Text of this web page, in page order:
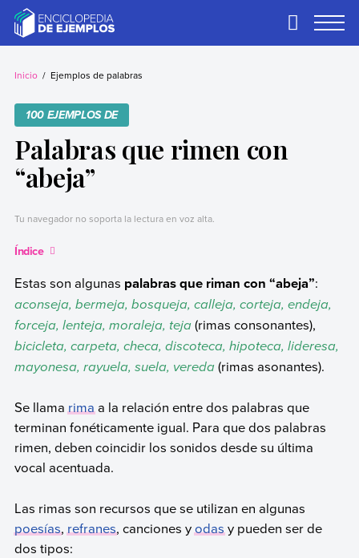
contentEjemplos
Necesitas ejemplos.
Primary
Inicio Ejemplos de palabras
100 EJEMPLOS DE
Palabras que rimen con
“abeja”
Tu navegador no soporta la lectura en voz alta.
Índice
Estas son algunas palabras que riman con “abeja”:
aconseja, bermeja, bosqueja, calleja, corteja, endeja,
forceja, lenteja, moraleja, teja(rimas consonantes),
bicicleta, carpeta, checa, discoteca, hipoteca, lideresa,
mayonesa, rayuela, suela, vereda(rimas asonantes).
Se llamarimaa la relación entre dos palabras que
terminan fonéticamente igual. Para que dos palabras
rimen, deben coincidir los sonidos desde su última
vocal acentuada.
Las rimas son recursos que se utilizan en algunas
poesías,refranes, canciones yodasy pueden ser de
dos tipos: